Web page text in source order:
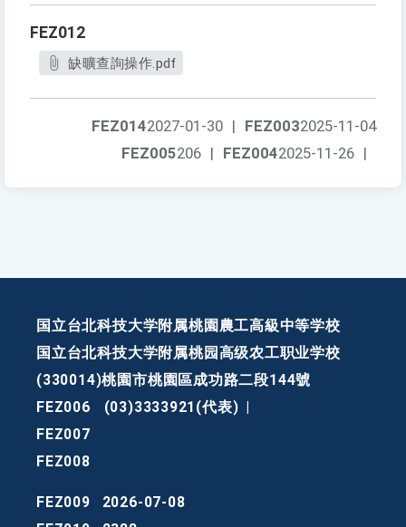
FEZ012
缺曠查詢操作.pdf
FEZ0032025-11-04
FEZ0142027-01-30 |
FEZ0042025-11-26 |
FEZ005206 |
国立台北科技大学附属桃園農工高級中等学校
国立台北科技大学附属桃园高级农工职业学校
(330014)桃園市桃園區成功路二段144號
FEZ006
(03)3333921(代表)
FEZ007
FEZ008
FEZ009
2026-07-08